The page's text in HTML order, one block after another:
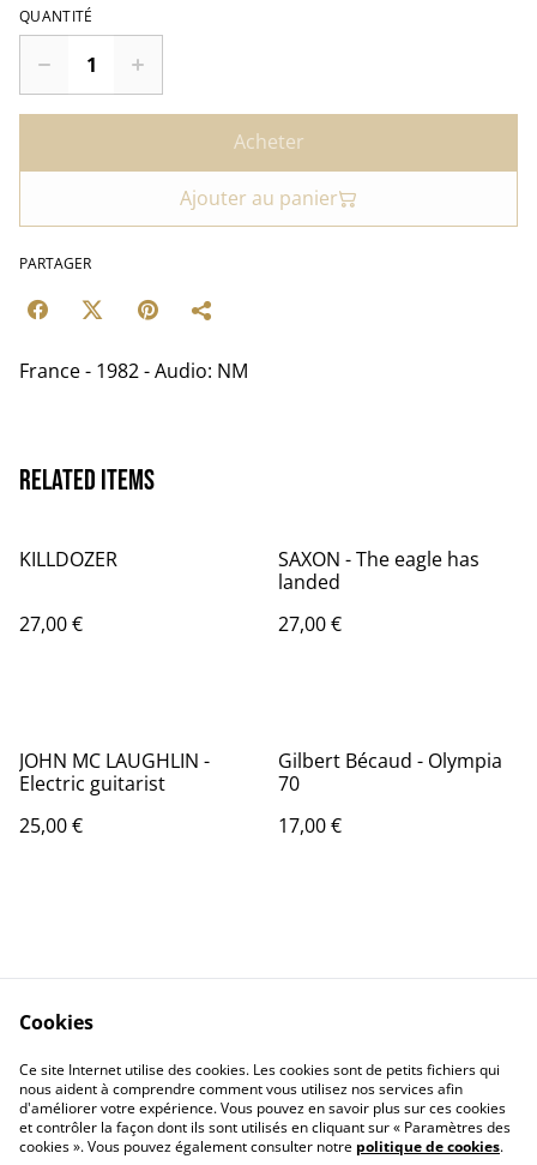
QUANTITÉ
Acheter
Ajouter au panier
PARTAGER
France - 1982 - Audio: NM
Related items
KILLDOZER
27,00 €
SAXON - The eagle has
landed
27,00 €
JOHN MC LAUGHLIN -
Electric guitarist
25,00 €
Gilbert Bécaud - Olympia
70
17,00 €
Politique de
confidentialité
Politique de cookies
Calendrier:
Brocantes,Bourse...
Cookies
Ce site Internet utilise des cookies. Les cookies sont de petits fichiers qui
nous aident à comprendre comment vous utilisez nos services afin
d'améliorer votre expérience. Vous pouvez en savoir plus sur ces cookies
et contrôler la façon dont ils sont utilisés en cliquant sur « Paramètres des
cookies ». Vous pouvez également consulter notre politique de cookies.